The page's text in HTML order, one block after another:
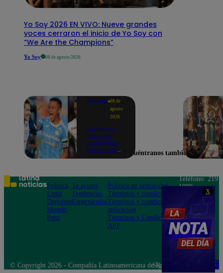
X
Yo Soy 2026 EN VIVO: Nueve grandes
voces cerraron el inicio de Yo Soy con
“We Are the Champions”
Yo Soy 08 de agosto 2026
Deportes 08 de
agosto
2026
Partidos y
tabla de
posiciones
del Torneo
en la fecha 4
Encuéntranos también en
Política
Lima
Deportes
Mundo
Perú
Te ayudo
Tendencias
Espectáculos
Política de privacidad
Términos y condiciones
Términos y condiciones
aplicación
Términos y Condiciones
APP
Teléfono: 219
1000
Felipe 968
Jesús María
© Copyright 2026 - Compañía Latinoamericana de Radio Difusión S.A.
Síguenos